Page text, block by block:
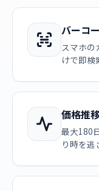
バーコ
スマホの
けで即検
価格推
最大180
り時を逃